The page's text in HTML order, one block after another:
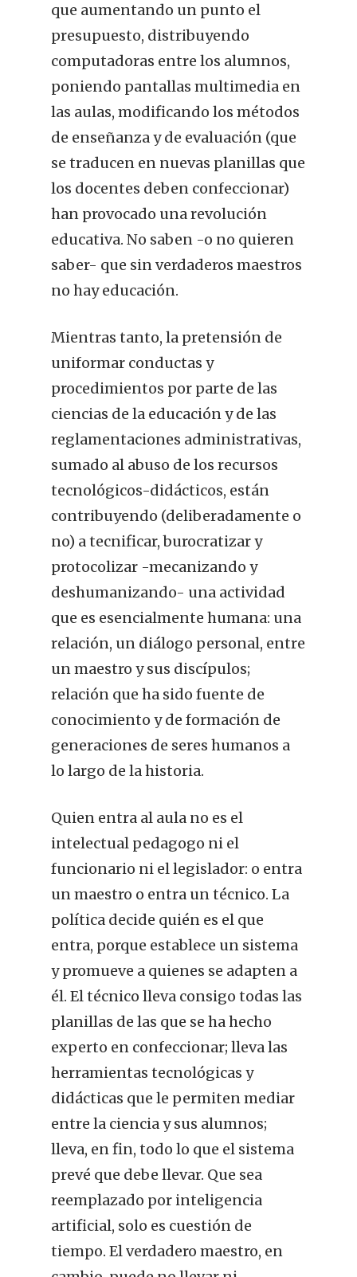
que aumentando un punto el
presupuesto, distribuyendo
computadoras entre los alumnos,
poniendo pantallas multimedia en
las aulas, modificando los métodos
de enseñanza y de evaluación (que
se traducen en nuevas planillas que
los docentes deben confeccionar)
han provocado una revolución
educativa. No saben -o no quieren
saber- que sin verdaderos maestros
no hay educación.
Mientras tanto, la pretensión de
uniformar conductas y
procedimientos por parte de las
ciencias de la educación y de las
reglamentaciones administrativas,
sumado al abuso de los recursos
tecnológicos-didácticos, están
contribuyendo (deliberadamente o
no) a tecnificar, burocratizar y
protocolizar -mecanizando y
deshumanizando- una actividad
que es esencialmente humana: una
relación, un diálogo personal, entre
un maestro y sus discípulos;
relación que ha sido fuente de
conocimiento y de formación de
generaciones de seres humanos a
lo largo de la historia.
Quien entra al aula no es el
intelectual pedagogo ni el
funcionario ni el legislador: o entra
un maestro o entra un técnico. La
política decide quién es el que
entra, porque establece un sistema
y promueve a quienes se adapten a
él. El técnico lleva consigo todas las
planillas de las que se ha hecho
experto en confeccionar; lleva las
herramientas tecnológicas y
didácticas que le permiten mediar
entre la ciencia y sus alumnos;
lleva, en fin, todo lo que el sistema
prevé que debe llevar. Que sea
reemplazado por inteligencia
artificial, solo es cuestión de
tiempo. El verdadero maestro, en